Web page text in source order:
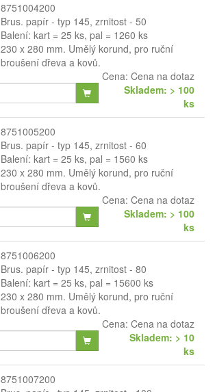
8751004200
Brus. papír - typ 145, zrnitost - 50
Balení: kart = 25 ks, pal = 1260 ks
230 x 280 mm. Umělý korund, pro ruční
broušení dřeva a kovů.
Cena: Cena na dotaz
Skladem: > 100
ks
8751005200
Brus. papír - typ 145, zrnitost - 60
Balení: kart = 25 ks, pal = 1560 ks
230 x 280 mm. Umělý korund, pro ruční
broušení dřeva a kovů.
Cena: Cena na dotaz
Skladem: > 100
ks
8751006200
Brus. papír - typ 145, zrnitost - 80
Balení: kart = 25 ks, pal = 15600 ks
230 x 280 mm. Umělý korund, pro ruční
broušení dřeva a kovů.
Cena: Cena na dotaz
Skladem: > 10
ks
8751007200